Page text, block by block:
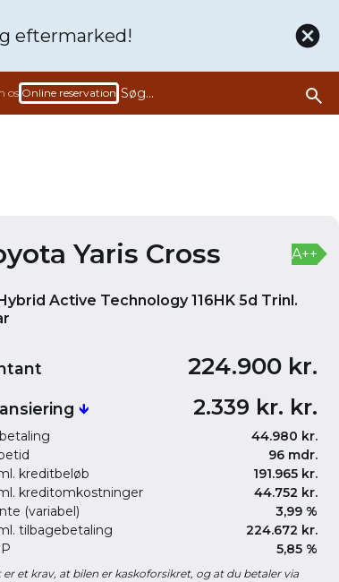
eftermarked!
os Online reservation
Yaris Cross
Active Technology 116HK 5d Trinl.
A++
224.900 kr.
🡻 2.339 kr. kr.
44.980 kr.
96 mdr.
kreditbeløb
191.965 kr.
kreditomkostninger
44.752 kr.
(variabel)
3,99 %
tilbagebetaling
224.672 kr.
5,85 %
er et krav, at bilen er kaskoforsikret, og at du betaler via